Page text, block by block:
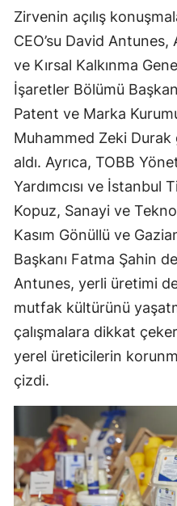
Zirvenin açılış
CEO’su David
ve Kırsal Kalkınma
İşaretler Bölümü
Patent ve Marka
Muhammed Zeki
aldı. Ayrıca, TOBB
Yardımcısı ve İstanbul
Kopuz, Sanayi ve
Kasım Gönüllü ve
Başkanı Fatma Şahin
Antunes, yerli üretimi
mutfak kültürünü
çalışmalara dikkat
yerel üreticilerin
çizdi.